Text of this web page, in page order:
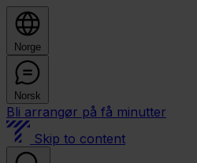
Norge
Norsk
Bli arrangør på få minutter
Skip to content